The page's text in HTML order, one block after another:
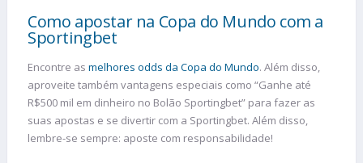
Como apostar na Copa do Mundo com a
Sportingbet
Encontre as melhores odds da Copa do Mundo. Além disso,
aproveite também vantagens especiais como “Ganhe até
R$500 mil em dinheiro no Bolão Sportingbet” para fazer as
suas apostas e se divertir com a Sportingbet. Além disso,
lembre-se sempre: aposte com responsabilidade!